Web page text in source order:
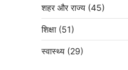
शहर और राज्य (45)
शिक्षा (51)
स्वास्थ्य (29)